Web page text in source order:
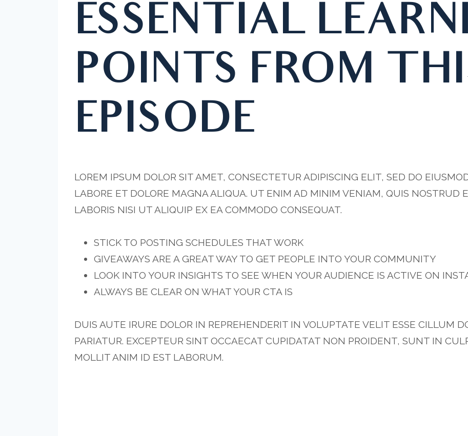
ESSENTIAL
POINTS FROM
EPISODE
LOREM IPSUM DOLOR SIT AMET, CONSECTETUR ADIPISCING ELIT, SED DO
LABORE ET DOLORE MAGNA ALIQUA. UT ENIM AD MINIM VENIAM, QUIS NOSTRUD
LABORIS NISI UT ALIQUIP EX EA COMMODO CONSEQUAT.
STICK TO POSTING SCHEDULES THAT WORK
GIVEAWAYS ARE A GREAT WAY TO GET PEOPLE INTO YOUR COMMUNITY
LOOK INTO YOUR INSIGHTS TO SEE WHEN YOUR AUDIENCE IS ACTIVE ON
ALWAYS BE CLEAR ON WHAT YOUR CTA IS
DUIS AUTE IRURE DOLOR IN REPREHENDERIT IN VOLUPTATE VELIT ESSE CILLUM
PARIATUR. EXCEPTEUR SINT OCCAECAT CUPIDATAT NON PROIDENT, SUNT IN
MOLLIT ANIM ID EST LABORUM.